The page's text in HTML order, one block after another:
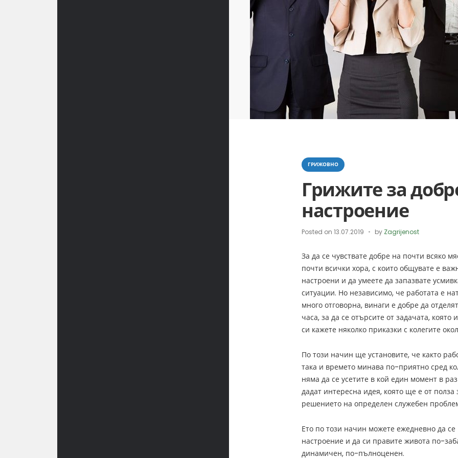
Categories
ГРИЖОВНО
Грижите за
настроение
Posted on 13.07.2019 by Zagrijenost
За да се чувствате добре на почти всяко
почти всички хора, с които общувате е
настроени и да умеете да запазвате
ситуации. Но независимо, че работата е
много отговорна, винаги е добре да
часа, за да се отърсите от задачата,
си кажете няколко приказки с колегите
По този начин ще установите, че както
така и времето минава по-приятно сред
няма да се усетите в кой един момент в
дадат интересна идея, която ще е от
решението на определен служебен
Ето по този начин можете ежедневно да се
настроение и да си правите живота по-
динамичен, по-пълноценен.